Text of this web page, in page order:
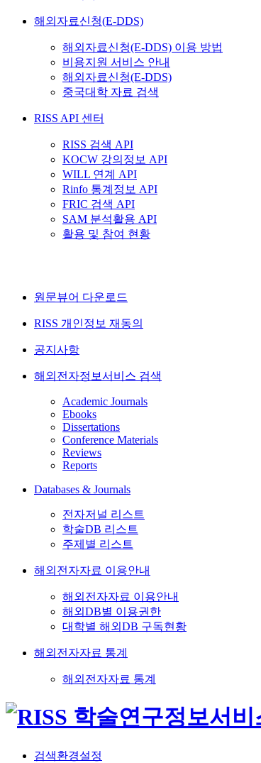
해외자료신청(E-DDS)
해외자료신청(E-DDS) 이용 방법
비용지원 서비스 안내
해외자료신청(E-DDS)
중국대학 자료 검색
RISS API 센터
RISS 검색 API
KOCW 강의정보 API
WILL 연계 API
Rinfo 통계정보 API
FRIC 검색 API
SAM 분석활용 API
활용 및 참여 현황
원문뷰어 다운로드
RISS 개인정보 재동의
공지사항
해외전자정보서비스 검색
Academic Journals
Ebooks
Dissertations
Conference Materials
Reviews
Reports
Databases & Journals
전자저널 리스트
학술DB 리스트
주제별 리스트
해외전자자료 이용안내
해외전자자료 이용안내
해외DB별 이용권한
대학별 해외DB 구독현황
해외전자자료 통계
해외전자자료 통계
검색환경설정